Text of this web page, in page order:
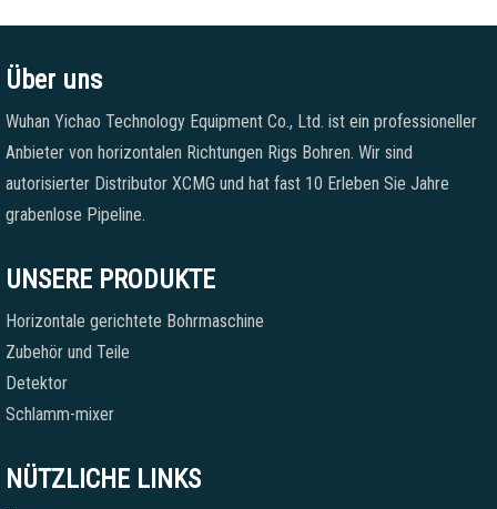
Über uns
Wuhan Yichao Technology Equipment Co., Ltd. ist ein professioneller
Anbieter von horizontalen Richtungen Rigs Bohren. Wir sind
autorisierter Distributor XCMG und hat fast 10 Erleben Sie Jahre
grabenlose Pipeline.
UNSERE PRODUKTE
Horizontale gerichtete Bohrmaschine
Zubehör und Teile
Detektor
Schlamm-mixer
NÜTZLICHE LINKS